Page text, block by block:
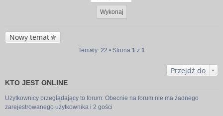
Nowy temat
Tematy: 22 • Strona 1 z 1
Przejdź do
KTO JEST ONLINE
Użytkownicy przeglądający to forum: Obecnie na forum nie ma żadnego
zarejestrowanego użytkownika i 2 gości